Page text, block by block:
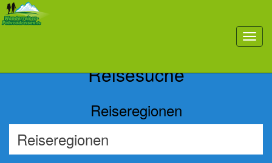
toggle
Reisesuche
Reiseregionen